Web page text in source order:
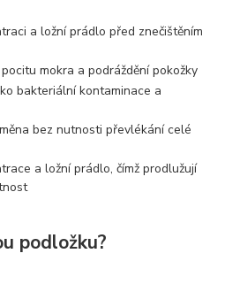
a ložní prádlo před znečištěním
mokra a podráždění pokožky
bakteriální kontaminace a
bez nutnosti převlékání celé
a ložní prádlo, čímž prodlužují
podložku?